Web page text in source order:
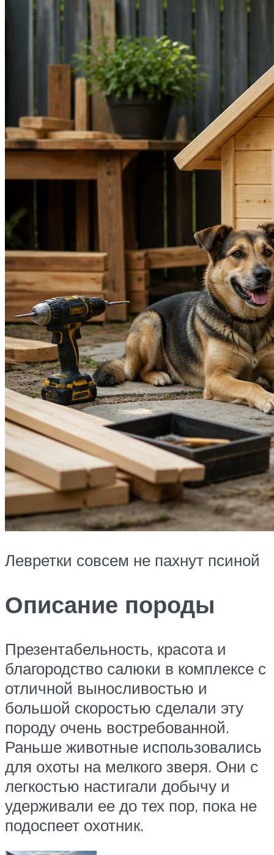
Левретки совсем не пахнут псиной
Описание породы
Презентабельность, красота и
благородство салюки в комплексе с
отличной выносливостью и
большой скоростью сделали эту
породу очень востребованной.
Раньше животные использовались
для охоты на мелкого зверя. Они с
легкостью настигали добычу и
удерживали ее до тех пор, пока не
подоспеет охотник.